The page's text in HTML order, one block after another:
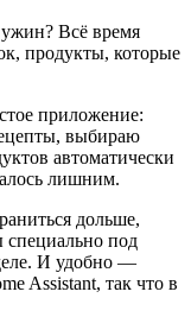
Всё время
продукты, которые
приложение:
выбираю
автоматически
лишним.
дольше,
специально под
И удобно —
Assistant, так что в